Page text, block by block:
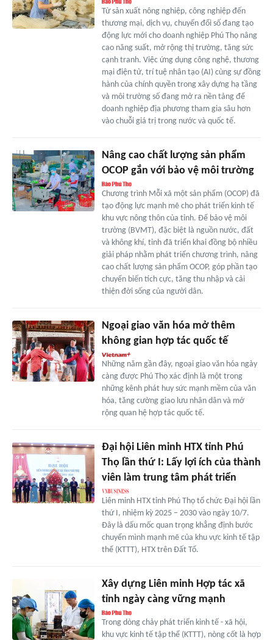
Từ sản xuất nông nghiệp, công nghiệp đến
thương mại, dịch vụ, chuyển đổi số đang tạo
động lực mới cho doanh nghiệp Phú Thọ nâng
cao năng suất, mở rộng thị trường, tăng sức
cạnh tranh. Việc ứng dụng công nghệ, thương
mại điện tử, trí tuệ nhân tạo (AI) cùng sự đồng
hành của chính quyền trong xây dựng hạ tầng
và môi trường số đang mở ra nền tảng để
doanh nghiệp địa phương tham gia sâu hơn
vào chuỗi giá trị trong nước và quốc tế.
Nâng cao chất lượng sản phẩm
OCOP gắn với bảo vệ môi trường
Chương trình Mỗi xã một sản phẩm (OCOP) đã
tạo động lực mạnh mẽ cho phát triển kinh tế
khu vực nông thôn của tỉnh. Để bảo vệ môi
trường (BVMT), đặc biệt là nguồn nước, đất
và không khí, tỉnh đã triển khai đồng bộ nhiều
giải pháp nhằm phát triển chương trình, nâng
cao chất lượng sản phẩm OCOP, góp phần tạo
chuyển biến tích cực, tăng thu nhập và cải
thiện đời sống của người dân.
Ngoại giao văn hóa mở thêm
không gian hợp tác quốc tế
Những năm gần đây, ngoại giao văn hóa ngày
càng được Phú Thọ xác định là một trong
những kênh phát huy sức mạnh mềm của văn
hóa, tăng cường giao lưu nhân dân và mở
rộng quan hệ hợp tác quốc tế.
Đại hội Liên minh HTX tỉnh Phú
Thọ lần thứ I: Lấy lợi ích của thành
viên làm trung tâm phát triển
Liên minh HTX tỉnh Phú Thọ tổ chức Đại hội lần
thứ I, nhiệm kỳ 2025 – 2030 vào ngày 10/7.
Đây là dấu mốc quan trọng khẳng định bước
chuyển mình mạnh mẽ của khu vực kinh tế tập
thể (KTTT), HTX trên Đất Tổ.
Xây dựng Liên minh Hợp tác xã
tỉnh ngày càng vững mạnh
Trong dòng chảy phát triển kinh tế - xã hội,
khu vực kinh tế tập thể (KTTT), nòng cốt là hợp